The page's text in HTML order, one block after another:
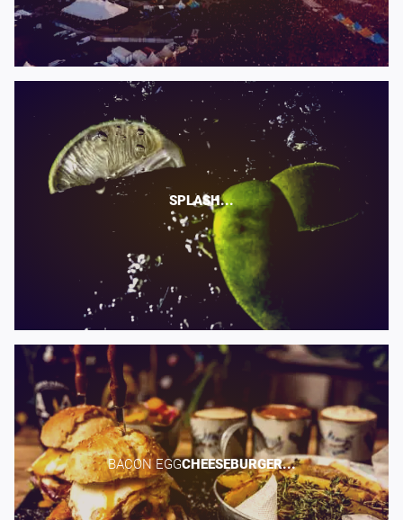
SPLASH...
BACON EGG​CHEESEBURGER...